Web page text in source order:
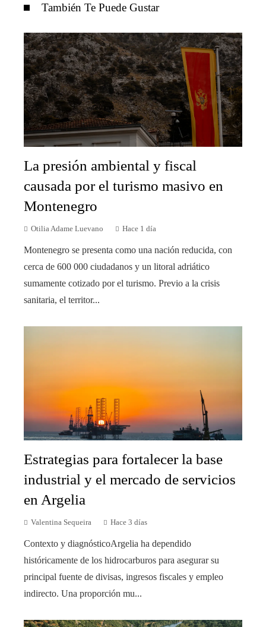
También Te Puede Gustar
La presión ambiental y fiscal
causada por el turismo masivo en
Montenegro
Otilia Adame Luevano Hace 1 día
Montenegro se presenta como una nación reducida, con
cerca de 600 000 ciudadanos y un litoral adriático
sumamente cotizado por el turismo. Previo a la crisis
sanitaria, el territor...
Estrategias para fortalecer la base
industrial y el mercado de servicios
en Argelia
Valentina Sequeira Hace 3 días
Contexto y diagnósticoArgelia ha dependido
históricamente de los hidrocarburos para asegurar su
principal fuente de divisas, ingresos fiscales y empleo
indirecto. Una proporción mu...